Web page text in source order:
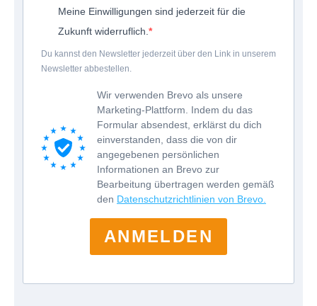
Meine Einwilligungen sind jederzeit für die
Zukunft widerruflich.
Du kannst den Newsletter jederzeit über den Link in unserem
Newsletter abbestellen.
Wir verwenden Brevo als unsere
Marketing-Plattform. Indem du das
Formular absendest, erklärst du dich
einverstanden, dass die von dir
angegebenen persönlichen
Informationen an Brevo zur
Bearbeitung übertragen werden gemäß
den Datenschutzrichtlinien von Brevo.
ANMELDEN